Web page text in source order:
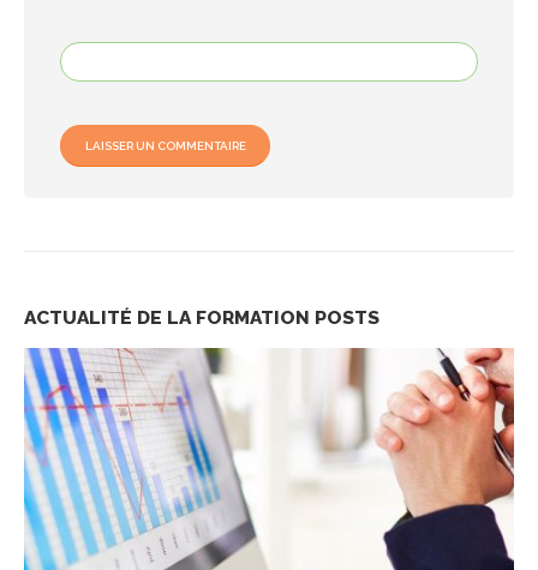
ACTUALITÉ DE LA FORMATION POSTS